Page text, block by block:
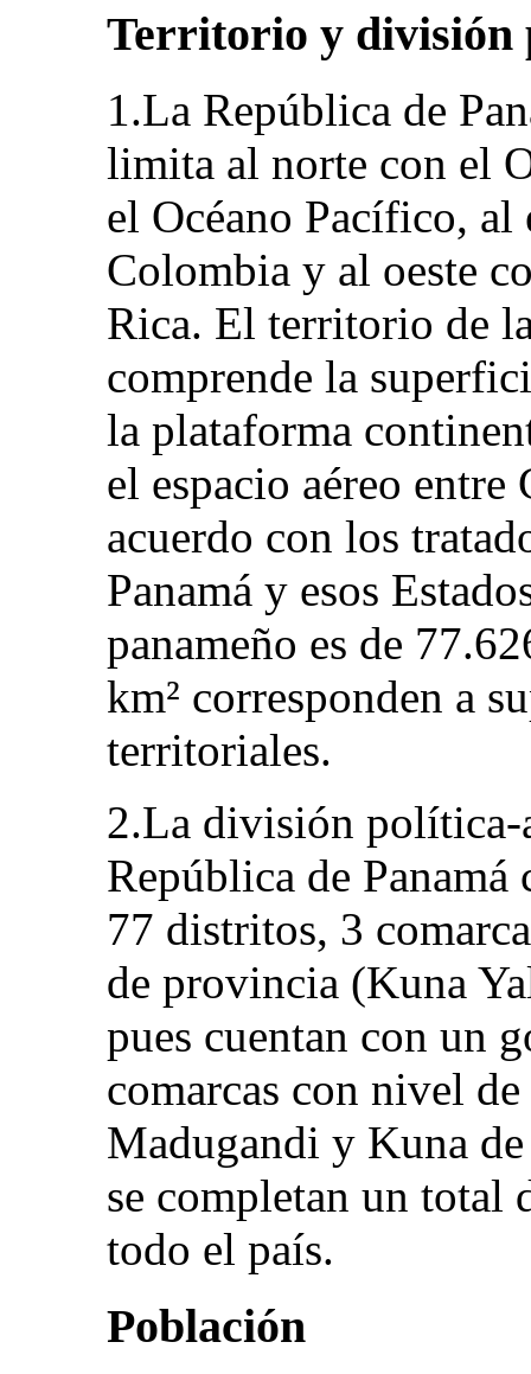
Territorio y división
1.La República de
limita al norte con el
el Océano Pacífico, al
Colombia y al oeste
Rica. El territorio de
comprende la
la plataforma
el espacio aéreo
acuerdo con los
Panamá y esos
panameño es de
km² corresponden a
territoriales.
2.La división política-
República de
77 distritos, 3
de provincia (Kuna
pues cuentan con un
comarcas con nivel
Madugandi y Kuna
se completan un total
todo el país.
Población